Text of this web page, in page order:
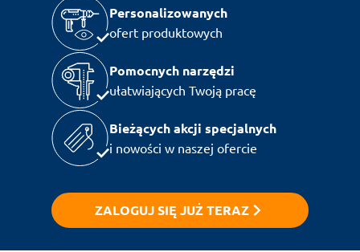
Personalizowanych
ofert produktowych
Pomocnych narzędzi
ułatwiających Twoją pracę
Bieżących akcji specjalnych
i nowości w naszej ofercie
ZALOGUJ SIĘ JUŻ TERAZ